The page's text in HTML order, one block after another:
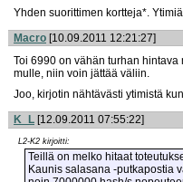
Yhden suorittimen kortteja*.
Macro [10.09.2011 12:21:27]
Toi 6990 on vähän turhan
mulle, niin voin jättää väliin.
Joo, kirjotin nähtävästi ytimistä
K_L [12.09.2011 07:55:22]
L2-K2 kirjoitti:
Teillä on melko hitaat
Kaunis salasana -putkapostia